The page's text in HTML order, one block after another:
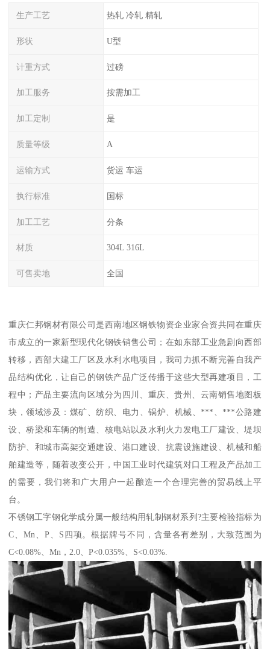
生产工艺 热轧 冷轧 精轧
形状 U型
计重方式 过磅
加工服务 按需加工
加工定制 是
质量等级 A
运输方式 货运 车运
执行标准 国标
加工工艺 分条
材质 304L 316L
可售卖地 全国
重庆仁邦钢材有限公司是西南地区钢铁物资企业家合资共同在重庆
市成立的一家新型现代化钢铁销售公司；在如东部工业急剧向西部
转移，西部大建工厂区及水利水电项目，我司力抓不断完善自我产
品结构优化，让自己的钢铁产品广泛传播于这些大型再建项目，工
程中；产品主要流向区域分为四川、重庆、贵州、云南销售地图板
块，领域涉及：煤矿、纺织、电力、锅炉、机械、***、***公路建
设、桥梁和车辆的制造、核电站以及水利火力发电工厂建设、堤坝
防护、和城市高架交通建设、港口建设、抗震设施建设、机械和船
舶建造等，随着改变公开，中国工业时代建筑对口工程及产品加工
的需要，我们将和广大用户一起酿造一个合理完善的贸易线上平
台。
不锈钢工字钢化学成分属一般结构用轧制钢材系列?主要检验指标为
C、Mn、P、S四项。根据牌号不同，含量各有差别，大致范围为
C<0.08%、Mn，2.0、P<0.035%、S<0.03%.